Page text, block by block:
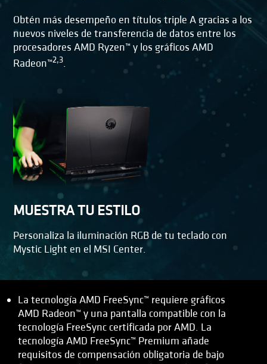
Obtén más desempeño en títulos triple A gracias a los
nuevos niveles de transferencia de datos entre los
procesadores AMD Ryzen™ y los gráficos AMD
Radeon™2,3.
MUESTRA TU ESTILO
Personaliza la iluminación RGB de tu teclado con
Mystic Light en el MSI Center.
La tecnología AMD FreeSync™ requiere gráficos
AMD Radeon™ y una pantalla compatible con la
tecnología FreeSync certificada por AMD. La
tecnología AMD FreeSync™ Premium añade
requisitos de compensación obligatoria de bajo